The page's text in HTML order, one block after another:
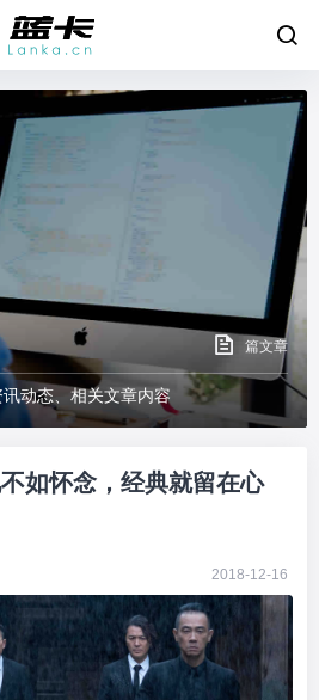
篇文章
动态、相关文章内容
不如怀念，经典就留在心
2018-12-16